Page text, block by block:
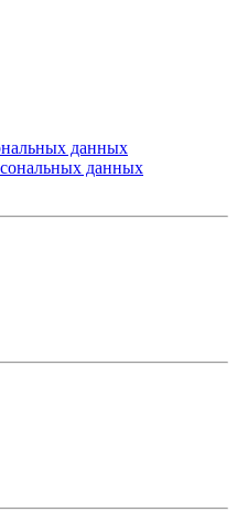
данных
данных